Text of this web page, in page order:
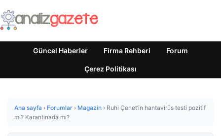
Güncel Haberler Firma Rehberi Forum
Çerez Politikası
Ana sayfa › Forumlar › Magazin › Ruhi Çenet’in hantavirüs testi pozitif
mi? Karantinada mı?